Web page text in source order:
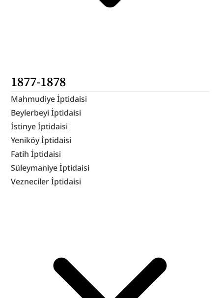
1877-1878
Mahmudiye İptidaisi
Beylerbeyi İptidaisi
İstinye İptidaisi
Yeniköy İptidaisi
Fatih İptidaisi
Süleymaniye İptidaisi
Vezneciler İptidaisi